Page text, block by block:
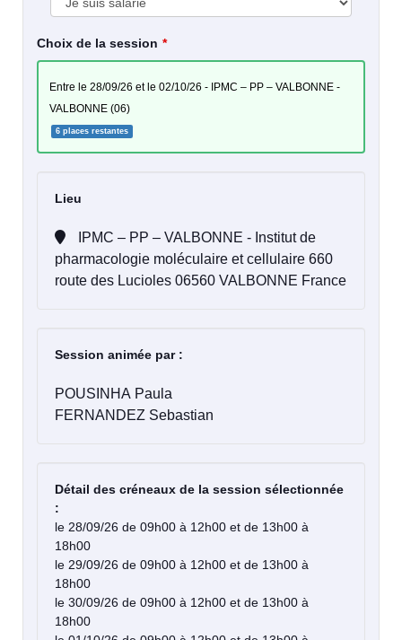
Choix de la session
entre le 28/09/26 et le 02/10/26 - IPMC – PP – VALBONNE -
VALBONNE (06)
6 places restantes
Lieu
pharmacologie moléculaire et cellulaire 660
route des Lucioles 06560 VALBONNE France
Session animée par :
POUSINHA Paula
FERNANDEZ Sebastian
Détail des créneaux de la session sélectionnée
:
le 28/09/26 de 09h00 à 12h00 et de 13h00 à
18h00
le 29/09/26 de 09h00 à 12h00 et de 13h00 à
18h00
le 30/09/26 de 09h00 à 12h00 et de 13h00 à
18h00